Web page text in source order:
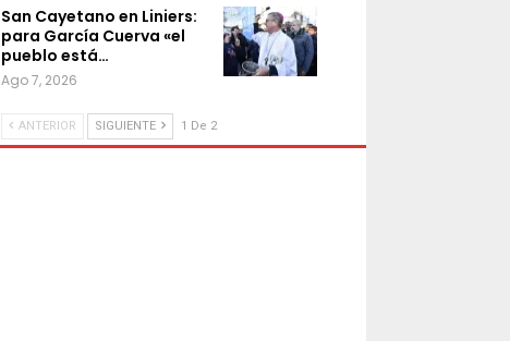
San Cayetano en Liniers:
para García Cuerva «el
pueblo está…
Ago 7, 2026
ANTERIOR SIGUIENTE 1 De 2